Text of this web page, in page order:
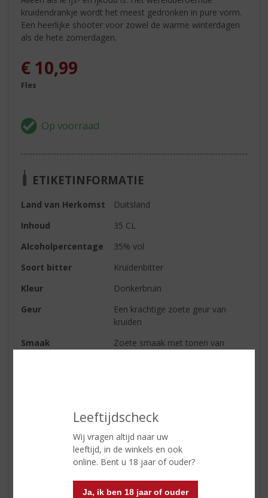
Leeftijdscheck
Wij vragen altijd naar uw
leeftijd, in de winkels en ook
online. Bent u 18 jaar of ouder?
Ja, ik ben 18 jaar of ouder
kruidendrankje wordt het meest gedronken in pure vorm.
Een heerlijke shooter voor zowel de warme winterdagen
als de hete zomerdagen.
€ 10,99
Fles
ETIKETINFORMATIE
Land van Herkomst
Duitsland
Inhoud
35 CL
Alcoholpercentage
35% vol
Soort bitter
Kruidenbitter
Kleur
Donkerbruin
Geur
Een krachtige zoete geur van
kruiden
Smaak
Zoete smaak met tonen van
Reviews
Schrijf een review
Er zijn nog geen reviews geplaatst voor dit product